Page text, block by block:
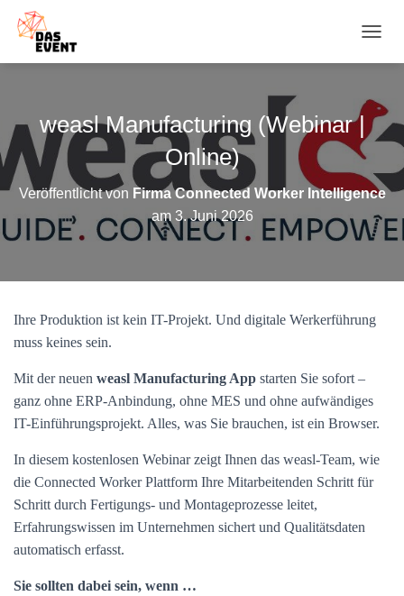
A
I
G
A
O
N
U
M
H
L
weasl Manufacturing (Webinar |
Online)
Veröffentlicht von Firma Connected Worker Intelligence
am 3. Juni 2026
Ihre Produktion ist kein IT-Projekt. Und digitale Werkerführung
muss keines sein.
Mit der neuen weasl Manufacturing App starten Sie sofort –
ganz ohne ERP-Anbindung, ohne MES und ohne aufwändiges
IT-Einführungsprojekt. Alles, was Sie brauchen, ist ein Browser.
In diesem kostenlosen Webinar zeigt Ihnen das weasl-Team, wie
die Connected Worker Plattform Ihre Mitarbeitenden Schritt für
Schritt durch Fertigungs- und Montageprozesse leitet,
Erfahrungswissen im Unternehmen sichert und Qualitätsdaten
automatisch erfasst.
Sie sollten dabei sein, wenn …